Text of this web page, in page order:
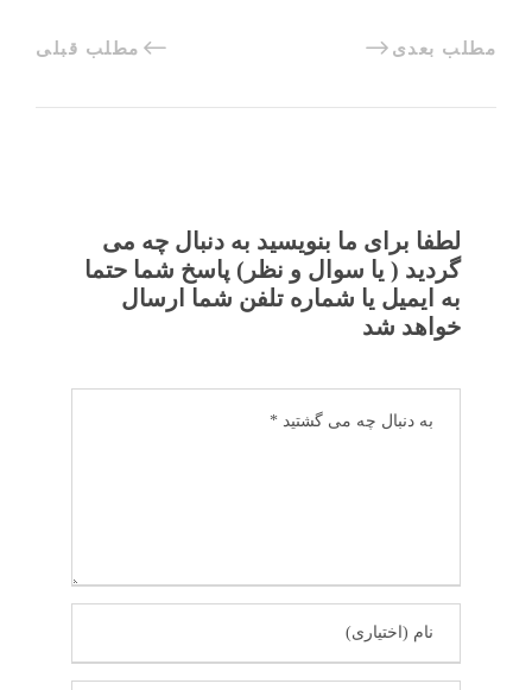
مطلب قبلی مطلب بعدی
لطفا برای ما بنویسید به دنبال چه می
گردید ( یا سوال و نظر) پاسخ شما حتما
به ایمیل یا شماره تلفن شما ارسال
خواهد شد